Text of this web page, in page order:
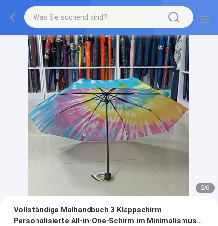
2/6
Vollständige Malhandbuch 3 Klappschirm
Personalisierte All-in-One-Schirm im Minimalismus-